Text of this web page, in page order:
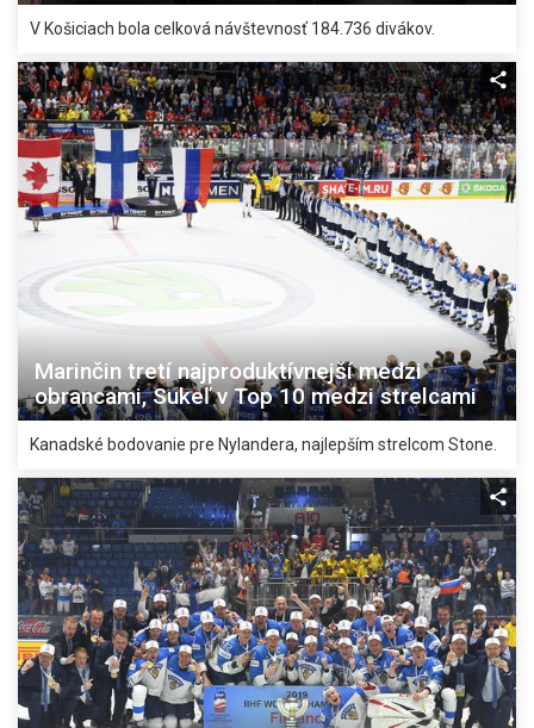
V Košiciach bola celková návštevnosť 184.736 divákov.
Marinčin tretí najproduktívnejší medzi
obrancami, Sukeľ v Top 10 medzi strelcami
Kanadské bodovanie pre Nylandera, najlepším strelcom Stone.